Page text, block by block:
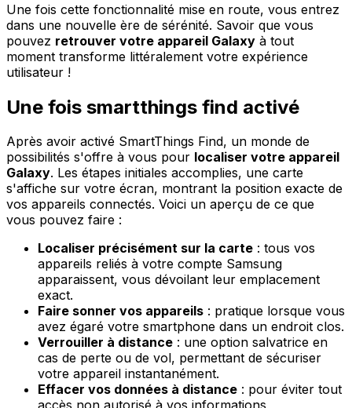
Une fois cette fonctionnalité mise en route, vous entrez
dans une nouvelle ère de sérénité. Savoir que vous
pouvez retrouver votre appareil Galaxy à tout
moment transforme littéralement votre expérience
utilisateur !
Une fois smartthings find activé
Après avoir activé SmartThings Find, un monde de
possibilités s'offre à vous pour localiser votre appareil
Galaxy. Les étapes initiales accomplies, une carte
s'affiche sur votre écran, montrant la position exacte de
vos appareils connectés. Voici un aperçu de ce que
vous pouvez faire :
Localiser précisément sur la carte : tous vos
appareils reliés à votre compte Samsung
apparaissent, vous dévoilant leur emplacement
exact.
Faire sonner vos appareils : pratique lorsque vous
avez égaré votre smartphone dans un endroit clos.
Verrouiller à distance : une option salvatrice en
cas de perte ou de vol, permettant de sécuriser
votre appareil instantanément.
Effacer vos données à distance : pour éviter tout